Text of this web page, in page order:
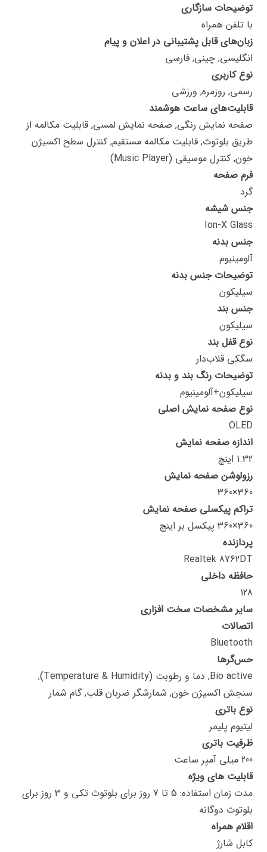
توضیحات سازگاری
با تلفن همراه
زبان‌های قابل پشتیبانی در اعلان و پیام
انگلیسی, چینی, فارسی
نوع کاربری
رسمی, روزمره, ورزشی
قابلیت‌های ساعت هوشمند
صفحه نمایش رنگی, صفحه نمایش لمسی, قابلیت مکالمه از
طریق بلوتوث, قابلیت مکالمه مستقیم, کنترل سطح اکسیژن
خون, کنترل موسیقی (Music Player)
فرم صفحه
گرد
جنس شیشه
Ion-X Glass
جنس بدنه
آلومینیوم
توضیحات جنس بدنه
سیلیکون
جنس بند
سیلیکون
نوع قفل بند
سگکی قلاب‌دار
توضیحات رنگ بند و بدنه
سیلیکون+آلومینیوم
نوع صفحه نمایش اصلی
OLED
اندازه صفحه نمایش
1.32 اینچ
رزولوشن صفحه نمایش
360×360
تراکم پیکسلی صفحه نمایش
360×360 پیکسل بر اینچ
پردازنده
Realtek 8762DT
حافظه داخلی
128
سایر مشخصات سخت افزاری
اتصالات
Bluetooth
حس‌گرها
Bio active, دما و رطوبت (Temperature & Humidity),
سنجش اکسیژن خون, شمارشگر ضربان قلب, گام شمار
نوع باتری
لیتیوم پلیمر
ظرفیت باتری
200 میلی آمپر ساعت
قابلیت های ویژه
مدت زمان استفاده: 5 تا 7 روز برای بلوتوث تکی و 3 روز برای
بلوتوث دوگانه
اقلام همراه
کابل شارژ